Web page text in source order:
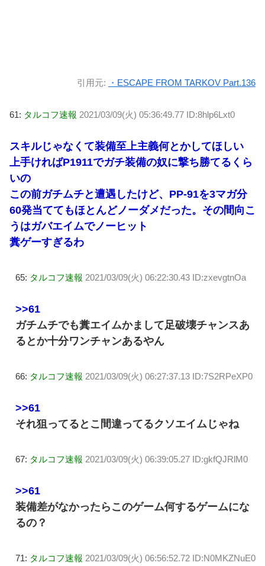
引用元: ・ESCAPE FROM TARKOV Part.136
61: タルコフ速報 2021/03/09(火) 05:36:49.77 ID:8hlp6Lxt0
スキルじゃなくて装備至上主義何とかしてほしい
上手ければP1911でガチ装備の奴に撃ち勝てるくら
いの
この前ガチムチと遭遇したけど、PP-91を3マガ分
60発当ててもほとんどノーダメだった。その間向こ
うはガバエイムでノーヒット
糞ゲーすぎるわ
65: タルコフ速報 2021/03/09(火) 06:22:30.43 ID:zxevgtnOa
>>61
ガチムチでも糞エイムかまして足破壊チャンスあ
るとか十分ワンチャンあるやん
66: タルコフ速報 2021/03/09(火) 06:27:37.13 ID:7S2RPeXP0
>>61
それ狙ってるとこ間違ってるクソエイムじゃね
67: タルコフ速報 2021/03/09(火) 06:39:05.27 ID:gkfQJRlM0
>>61
装備差がなかったらこのゲーム何するゲームにな
るの？
71: タルコフ速報 2021/03/09(火) 06:56:52.72 ID:N0MKZNuE0